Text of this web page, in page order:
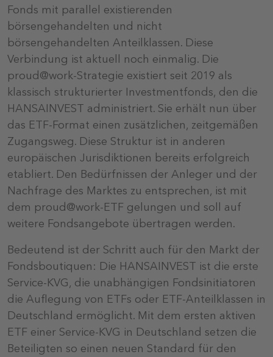
Fonds mit parallel existierenden
börsengehandelten und nicht
börsengehandelten Anteilklassen. Diese
Verbindung ist aktuell noch einmalig. Die
proud@work-Strategie existiert seit 2019 als
klassisch strukturierter Investmentfonds, den die
HANSAINVEST administriert. Sie erhält nun über
das ETF-Format einen zusätzlichen, zeitgemäßen
Zugangsweg. Diese Struktur ist in anderen
europäischen Jurisdiktionen bereits erfolgreich
etabliert. Den Bedürfnissen der Anleger und der
Nachfrage des Marktes zu entsprechen, ist mit
dem proud@work-ETF gelungen und soll auf
weitere Fondsangebote übertragen werden.
Bedeutend ist der Schritt auch für den Markt der
Fondsboutiquen: Die HANSAINVEST ist die erste
Service-KVG, die unabhängigen Fondsinitiatoren
die Auflegung von ETFs oder ETF-Anteilklassen in
Deutschland ermöglicht. Mit dem ersten aktiven
ETF einer Service-KVG in Deutschland setzen die
Beteiligten so einen neuen Standard für den